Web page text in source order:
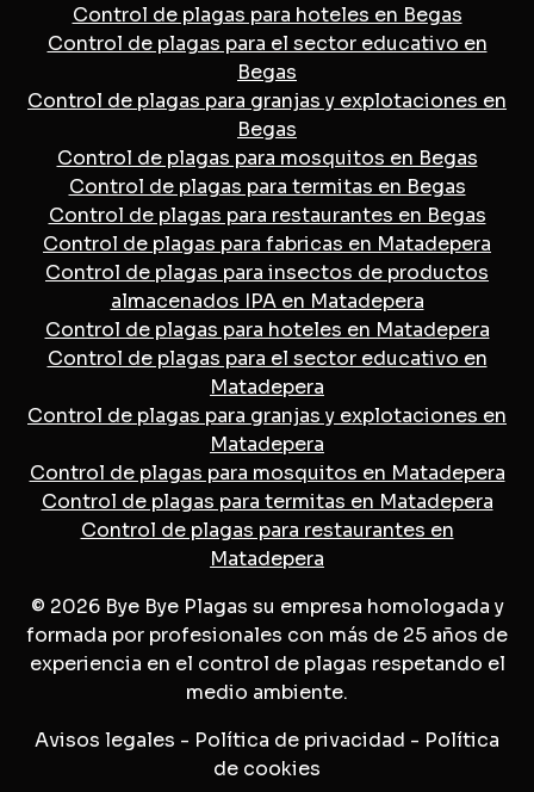
Control de plagas para hoteles en Begas
Control de plagas para el sector educativo en
Begas
Control de plagas para granjas y explotaciones en
Begas
Control de plagas para mosquitos en Begas
Control de plagas para termitas en Begas
Control de plagas para restaurantes en Begas
Control de plagas para fabricas en Matadepera
Control de plagas para insectos de productos
almacenados IPA en Matadepera
Control de plagas para hoteles en Matadepera
Control de plagas para el sector educativo en
Matadepera
Control de plagas para granjas y explotaciones en
Matadepera
Control de plagas para mosquitos en Matadepera
Control de plagas para termitas en Matadepera
Control de plagas para restaurantes en
Matadepera
© 2026 Bye Bye Plagas su empresa homologada y
formada por profesionales con más de 25 años de
experiencia en el control de plagas respetando el
medio ambiente.
Avisos legales - Política de privacidad - Política
de cookies